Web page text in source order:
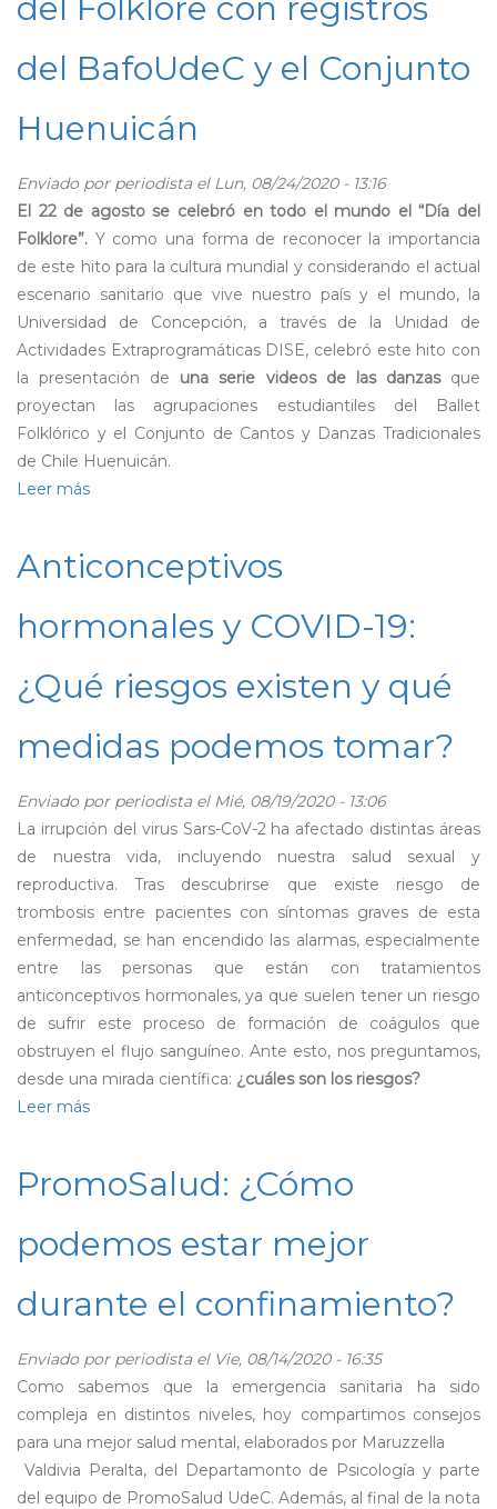
embarazo
el
en
de
pandemia
del BafoUdeC y el Conjunto
Huenuicán
Enviado por periodista el Lun, 08/24/2020 - 13:16
El 22 de agosto se celebró en todo el mundo el “Día del
Folklore”. Y como una forma de reconocer la importancia
de este hito para la cultura mundial y considerando el actual
escenario sanitario que vive nuestro país y el mundo, la
Universidad de Concepción, a través de la Unidad de
Actividades Extraprogramáticas DISE, celebró este hito con
la presentación de una serie videos de las danzas que
proyectan las agrupaciones estudiantiles del Ballet
Folklórico y el Conjunto de Cantos y Danzas Tradicionales
de Chile Huenuicán.
Leer más
Día
del
con
del
y
el
Conjunto
Huenuicán
Anticonceptivos
hormonales y COVID-19:
¿Qué riesgos existen y qué
medidas podemos tomar?
Enviado por periodista el Mié, 08/19/2020 - 13:06
La irrupción del virus Sars-CoV-2 ha afectado distintas áreas
de nuestra vida, incluyendo nuestra salud sexual y
reproductiva. Tras descubrirse que existe riesgo de
trombosis entre pacientes con síntomas graves de esta
enfermedad, se han encendido las alarmas, especialmente
entre las personas que están con tratamientos
anticonceptivos hormonales, ya que suelen tener un riesgo
de sufrir este proceso de formación de coágulos que
obstruyen el flujo sanguíneo. Ante esto, nos preguntamos,
desde una mirada científica: ¿cuáles son los riesgos?
Leer más
y
19:
riesgos
y
qué
medidas
podemos
tomar?
PromoSalud: ¿Cómo
podemos estar mejor
durante el confinamiento?
Enviado por periodista el Vie, 08/14/2020 - 16:35
Como sabemos que la emergencia sanitaria ha sido
compleja en distintos niveles, hoy compartimos consejos
para una mejor salud mental, elaborados por Maruzzella
Valdivia Peralta, del Departamonto de Psicología y parte
del equipo de PromoSalud UdeC. Además, al final de la nota